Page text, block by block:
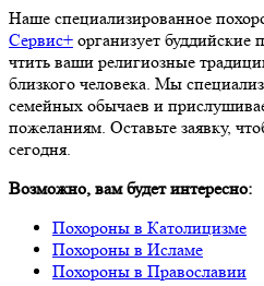
Наше специализированное
Сервис+ организует буддийские
чтить ваши религиозные
близкого человека. Мы
семейных обычаев и
пожеланиям. Оставьте заявку,
сегодня.
Возможно, вам будет интересно:
Похороны в Католицизме
Похороны в Исламе
Похороны в Православии